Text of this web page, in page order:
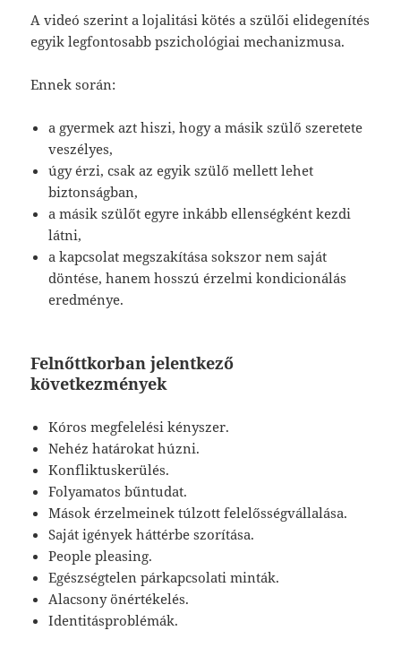
A videó szerint a lojalitási kötés a szülői elidegenítés
egyik legfontosabb pszichológiai mechanizmusa.
Ennek során:
a gyermek azt hiszi, hogy a másik szülő szeretete
veszélyes,
úgy érzi, csak az egyik szülő mellett lehet
biztonságban,
a másik szülőt egyre inkább ellenségként kezdi
látni,
a kapcsolat megszakítása sokszor nem saját
döntése, hanem hosszú érzelmi kondicionálás
eredménye.
Felnőttkorban jelentkező
következmények
Kóros megfelelési kényszer.
Nehéz határokat húzni.
Konfliktuskerülés.
Folyamatos bűntudat.
Mások érzelmeinek túlzott felelősségvállalása.
Saját igények háttérbe szorítása.
People pleasing.
Egészségtelen párkapcsolati minták.
Alacsony önértékelés.
Identitásproblémák.